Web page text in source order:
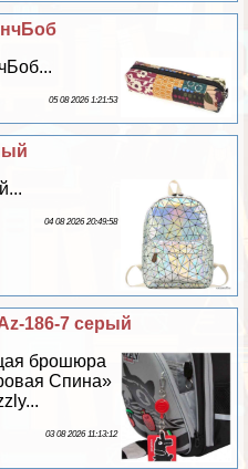
05 08 2026 1:21:53
04 08 2026 20:49:58
186-7 серый
брошюра
Спина»
03 08 2026 11:13:12